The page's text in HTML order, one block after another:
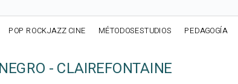
POP ROCKJAZZ CINE MÉTODOSESTUDIOS PEDAGOGÍA
- CLAIREFONTAINE